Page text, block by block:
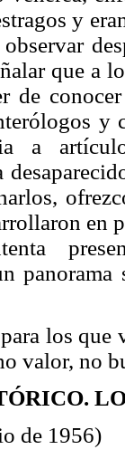
y
que a
de
a
en
los
valor, no
de 1956)